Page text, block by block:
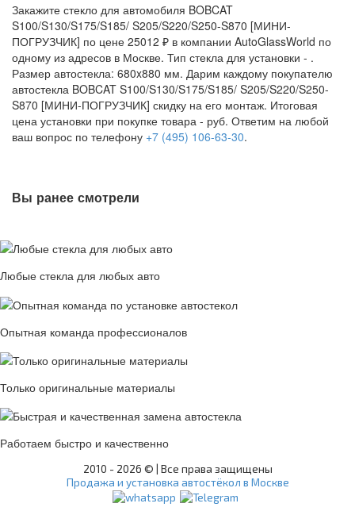
Закажите стекло для автомобиля BOBCAT
S100/S130/S175/S185/ S205/S220/S250-S870 [МИНИ-
ПОГРУЗЧИК] по цене 25012 ₽ в компании AutoGlassWorld по
одному из адресов в Москве. Тип стекла для установки - .
Размер автостекла: 680x880 мм. Дарим каждому покупателю
автостекла BOBCAT S100/S130/S175/S185/ S205/S220/S250-
S870 [МИНИ-ПОГРУЗЧИК] скидку на его монтаж. Итоговая
цена установки при покупке товара - руб. Ответим на любой
ваш вопрос по телефону +7 (495) 106-63-30.
Вы ранее смотрели
Любые стекла для любых авто
Опытная команда профессионалов
Только оригинальные материалы
Работаем быстро и качественно
2010 - 2026 © | Все права защищены
Продажа и установка автостёкол в Москве